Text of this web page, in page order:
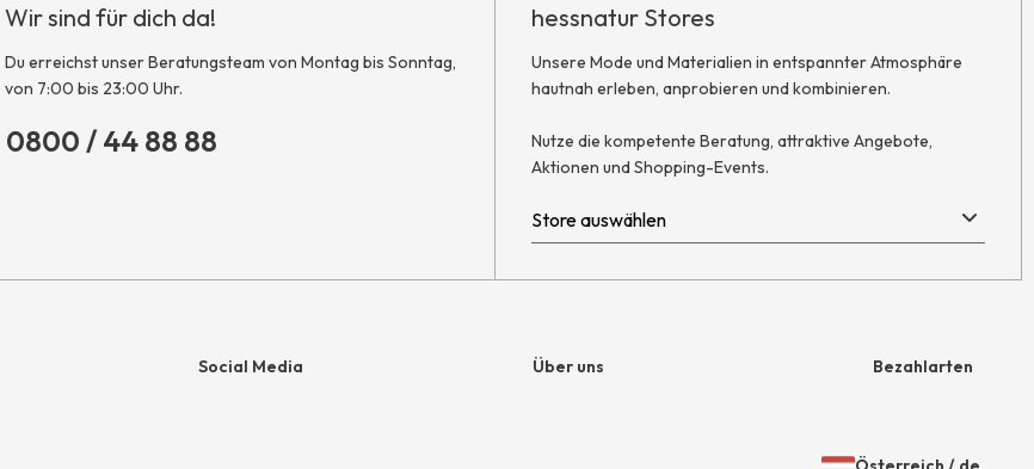
Wir sind für dich da!
Du erreichst unser Beratungsteam von Montag bis Sonntag,
von 7:00 bis 23:00 Uhr.
0800 / 44 88 88
hessnatur Stores
Unsere Mode und Materialien in entspannter Atmosphäre
hautnah erleben, anprobieren und kombinieren.
Nutze die kompetente Beratung, attraktive Angebote,
Aktionen und Shopping-Events.
Social Media Über uns Bezahlarten